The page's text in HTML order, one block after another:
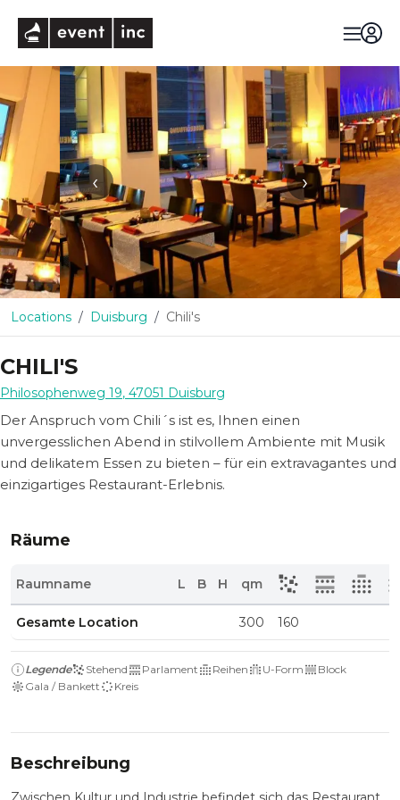
‹ ›
Locations Duisburg Chili's
CHILI'S
Philosophenweg 19, 47051 Duisburg
Der Anspruch vom Chili´s ist es, Ihnen einen
unvergesslichen Abend in stilvollem Ambiente mit Musik
und delikatem Essen zu bieten – für ein extravagantes und
einzigartiges Restaurant-Erlebnis.
Räume
Raumname L B H qm
Gesamte Location 300 160
Legende Stehend Parlament Reihen U-Form
Block
Gala / Bankett
Kreis
Beschreibung